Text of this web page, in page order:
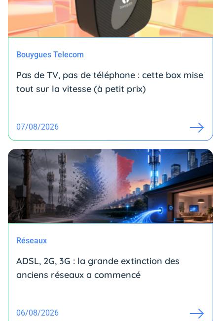
Bouygues Telecom
Pas de TV, pas de téléphone : cette box mise
tout sur la vitesse (à petit prix)
07/08/2026
Réseaux
ADSL, 2G, 3G : la grande extinction des
anciens réseaux a commencé
06/08/2026